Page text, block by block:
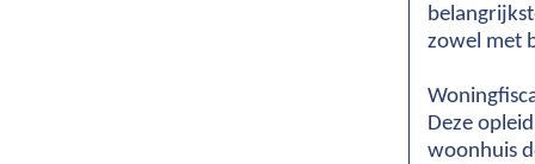
zowel met
Deze
woonhuis